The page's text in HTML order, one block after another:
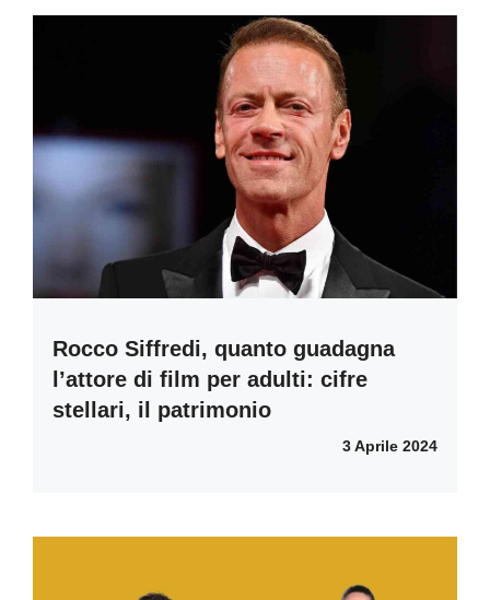
Rocco Siffredi, quanto guadagna
l’attore di film per adulti: cifre
stellari, il patrimonio
3 Aprile 2024